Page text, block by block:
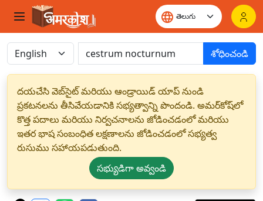
శోధించండి
దయచేసి వెబ్‌సైట్ మరియు ఆండ్రాయిడ్ యాప్ నుండి
ప్రకటనలను తీసివేయడానికి సభ్యత్వాన్ని పొందండి. అమర్‌కోష్‌లో
కొత్త పదాలు మరియు నిర్వచనాలను జోడించడంలో మరియు
ఇతర భాష సంబంధిత లక్షణాలను జోడించడంలో సభ్యత్వ
రుసుము సహాయపడుతుంది.
సభ్యుడిగా అవ్వండి